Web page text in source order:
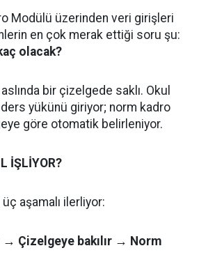
Modülü üzerinden veri girişleri
en çok merak ettiği soru şu:
olacak?
bir çizelgede saklı. Okul
yükünü giriyor; norm kadro
göre otomatik belirleniyor.
İŞLİYOR?
aşamalı ilerliyor:
→ Çizelgeye bakılır → Norm